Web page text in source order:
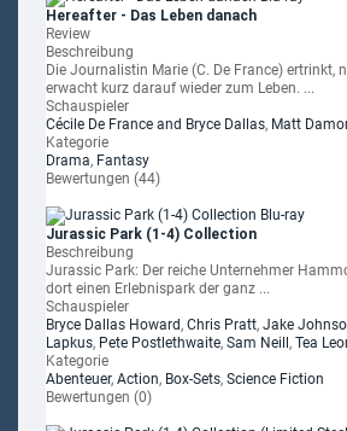
Hereafter - Das Leben danach
Review
Beschreibung
Die Journalistin Marie (C. De France)
erwacht kurz darauf wieder zum Leben. ...
Schauspieler
Cécile De France and Bryce Dallas, Matt
Kategorie
Drama, Fantasy
Bewertungen (44)
Jurassic Park (1-4) Collection
Beschreibung
Jurassic Park: Der reiche Unternehmer
dort einen Erlebnispark der ganz ...
Schauspieler
Bryce Dallas Howard, Chris Pratt, Jake
Lapkus, Pete Postlethwaite, Sam Neill , Tea
Kategorie
Abenteuer, Action, Box-Sets, Science Fiction
Bewertungen (0)